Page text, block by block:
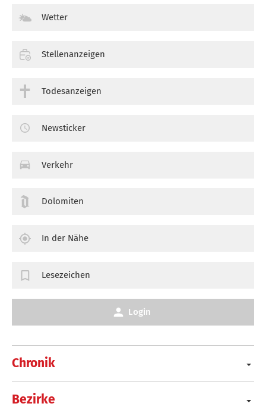
Chronik
Bezirke
Wetter
Stellenanzeigen
Todesanzeigen
Newsticker
Verkehr
Dolomiten
In der Nähe
Lesezeichen
Login